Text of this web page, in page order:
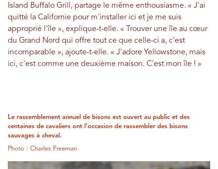
Island Buffalo Grill, partage le même enthousiasme. « J'ai
quitté la Californie pour m'installer ici et je me suis
approprié l'île », explique-t-elle. « Trouver une île au cœur
du Grand Nord qui offre tout ce que celle-ci a, c'est
incomparable », ajoute-t-elle. « J'adore Yellowstone, mais
ici, c'est comme une deuxième maison. C'est mon île ! »
Le rassemblement annuel de bisons est ouvert au public et des
centaines de cavaliers ont l'occasion de rassembler des bisons
sauvages à cheval.
Photo : Charles Freeman